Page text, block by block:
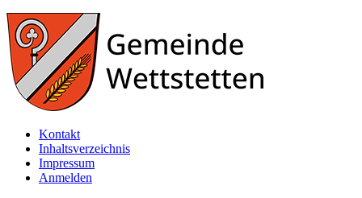
Kontakt
Inhaltsverzeichnis
Impressum
Anmelden